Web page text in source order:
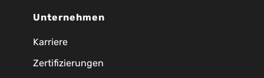
Unternehmen
Karriere
Zertifizierungen